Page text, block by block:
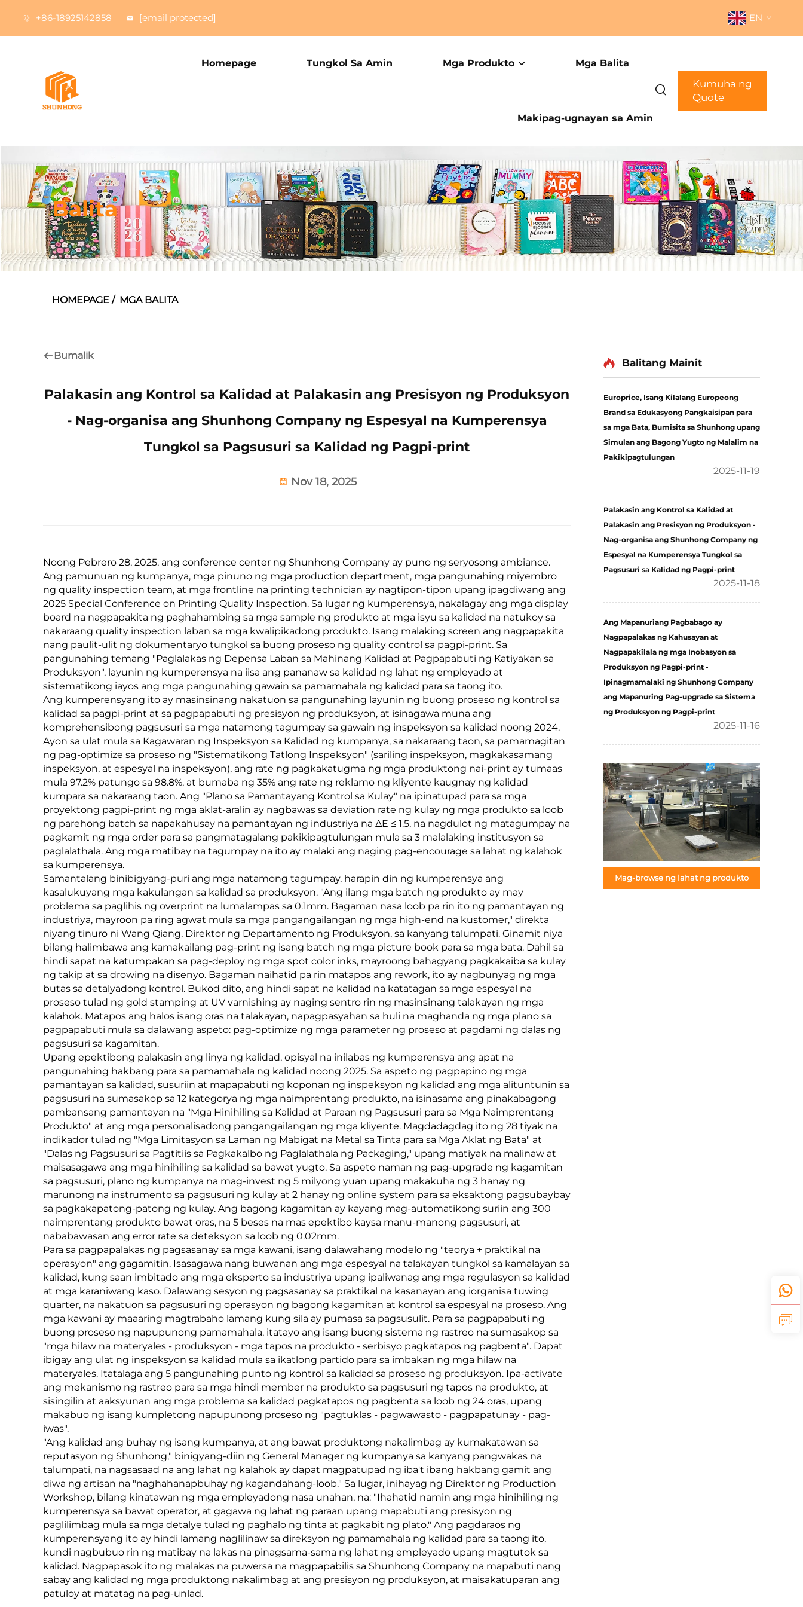
+86-18925142858 [email protected] EN
Homepage Tungkol Sa Amin Mga Produkto Mga Balita
Makipag-ugnayan sa Amin
Kumuha ng
Quote
Balita
HOMEPAGE / MGA BALITA
Bumalik
Palakasin ang Kontrol sa Kalidad at Palakasin ang Presisyon ng Produksyon
- Nag-organisa ang Shunhong Company ng Espesyal na Kumperensya
Tungkol sa Pagsusuri sa Kalidad ng Pagpi-print
Nov 18, 2025
Noong Pebrero 28, 2025, ang conference center ng Shunhong Company ay puno ng seryosong ambiance.
Ang pamunuan ng kumpanya, mga pinuno ng mga production department, mga pangunahing miyembro
ng quality inspection team, at mga frontline na printing technician ay nagtipon-tipon upang ipagdiwang ang
2025 Special Conference on Printing Quality Inspection. Sa lugar ng kumperensya, nakalagay ang mga display
board na nagpapakita ng paghahambing sa mga sample ng produkto at mga isyu sa kalidad na natukoy sa
nakaraang quality inspection laban sa mga kwalipikadong produkto. Isang malaking screen ang nagpapakita
nang paulit-ulit ng dokumentaryo tungkol sa buong proseso ng quality control sa pagpi-print. Sa
pangunahing temang "Paglalakas ng Depensa Laban sa Mahinang Kalidad at Pagpapabuti ng Katiyakan sa
Produksyon", layunin ng kumperensya na iisa ang pananaw sa kalidad ng lahat ng empleyado at
sistematikong iayos ang mga pangunahing gawain sa pamamahala ng kalidad para sa taong ito.
Ang kumperensyang ito ay masinsinang nakatuon sa pangunahing layunin ng buong proseso ng kontrol sa
kalidad sa pagpi-print at sa pagpapabuti ng presisyon ng produksyon, at isinagawa muna ang
komprehensibong pagsusuri sa mga natamong tagumpay sa gawain ng inspeksyon sa kalidad noong 2024.
Ayon sa ulat mula sa Kagawaran ng Inspeksyon sa Kalidad ng kumpanya, sa nakaraang taon, sa pamamagitan
ng pag-optimize sa proseso ng "Sistematikong Tatlong Inspeksyon" (sariling inspeksyon, magkakasamang
inspeksyon, at espesyal na inspeksyon), ang rate ng pagkakatugma ng mga produktong nai-print ay tumaas
mula 97.2% patungo sa 98.8%, at bumaba ng 35% ang rate ng reklamo ng kliyente kaugnay ng kalidad
kumpara sa nakaraang taon. Ang "Plano sa Pamantayang Kontrol sa Kulay" na ipinatupad para sa mga
proyektong pagpi-print ng mga aklat-aralin ay nagbawas sa deviation rate ng kulay ng mga produkto sa loob
ng parehong batch sa napakahusay na pamantayan ng industriya na ΔE ≤ 1.5, na nagdulot ng matagumpay na
pagkamit ng mga order para sa pangmatagalang pakikipagtulungan mula sa 3 malalaking institusyon sa
paglalathala. Ang mga matibay na tagumpay na ito ay malaki ang naging pag-encourage sa lahat ng kalahok
sa kumperensya.
Samantalang binibigyang-puri ang mga natamong tagumpay, harapin din ng kumperensya ang
kasalukuyang mga kakulangan sa kalidad sa produksyon. "Ang ilang mga batch ng produkto ay may
problema sa paglihis ng overprint na lumalampas sa 0.1mm. Bagaman nasa loob pa rin ito ng pamantayan ng
industriya, mayroon pa ring agwat mula sa mga pangangailangan ng mga high-end na kustomer," direkta
niyang tinuro ni Wang Qiang, Direktor ng Departamento ng Produksyon, sa kanyang talumpati. Ginamit niya
bilang halimbawa ang kamakailang pag-print ng isang batch ng mga picture book para sa mga bata. Dahil sa
hindi sapat na katumpakan sa pag-deploy ng mga spot color inks, mayroong bahagyang pagkakaiba sa kulay
ng takip at sa drowing na disenyo. Bagaman naihatid pa rin matapos ang rework, ito ay nagbunyag ng mga
butas sa detalyadong kontrol. Bukod dito, ang hindi sapat na kalidad na katatagan sa mga espesyal na
proseso tulad ng gold stamping at UV varnishing ay naging sentro rin ng masinsinang talakayan ng mga
kalahok. Matapos ang halos isang oras na talakayan, napagpasyahan sa huli na maghanda ng mga plano sa
pagpapabuti mula sa dalawang aspeto: pag-optimize ng mga parameter ng proseso at pagdami ng dalas ng
pagsusuri sa kagamitan.
Upang epektibong palakasin ang linya ng kalidad, opisyal na inilabas ng kumperensya ang apat na
pangunahing hakbang para sa pamamahala ng kalidad noong 2025. Sa aspeto ng pagpapino ng mga
pamantayan sa kalidad, susuriin at mapapabuti ng koponan ng inspeksyon ng kalidad ang mga alituntunin sa
pagsusuri na sumasakop sa 12 kategorya ng mga naimprentang produkto, na isinasama ang pinakabagong
pambansang pamantayan na "Mga Hinihiling sa Kalidad at Paraan ng Pagsusuri para sa Mga Naimprentang
Produkto" at ang mga personalisadong pangangailangan ng mga kliyente. Magdadagdag ito ng 28 tiyak na
indikador tulad ng "Mga Limitasyon sa Laman ng Mabigat na Metal sa Tinta para sa Mga Aklat ng Bata" at
"Dalas ng Pagsusuri sa Pagtitiis sa Pagkakalbo ng Paglalathala ng Packaging," upang matiyak na malinaw at
maisasagawa ang mga hinihiling sa kalidad sa bawat yugto. Sa aspeto naman ng pag-upgrade ng kagamitan
sa pagsusuri, plano ng kumpanya na mag-invest ng 5 milyong yuan upang makakuha ng 3 hanay ng
marunong na instrumento sa pagsusuri ng kulay at 2 hanay ng online system para sa eksaktong pagsubaybay
sa pagkakapatong-patong ng kulay. Ang bagong kagamitan ay kayang mag-automatikong suriin ang 300
naimprentang produkto bawat oras, na 5 beses na mas epektibo kaysa manu-manong pagsusuri, at
nababawasan ang error rate sa deteksyon sa loob ng 0.02mm.
Para sa pagpapalakas ng pagsasanay sa mga kawani, isang dalawahang modelo ng "teorya + praktikal na
operasyon" ang gagamitin. Isasagawa nang buwanan ang mga espesyal na talakayan tungkol sa kamalayan sa
kalidad, kung saan imbitado ang mga eksperto sa industriya upang ipaliwanag ang mga regulasyon sa kalidad
at mga karaniwang kaso. Dalawang sesyon ng pagsasanay sa praktikal na kasanayan ang iorganisa tuwing
quarter, na nakatuon sa pagsusuri ng operasyon ng bagong kagamitan at kontrol sa espesyal na proseso. Ang
mga kawani ay maaaring magtrabaho lamang kung sila ay pumasa sa pagsusulit. Para sa pagpapabuti ng
buong proseso ng napupunong pamamahala, itatayo ang isang buong sistema ng rastreo na sumasakop sa
"mga hilaw na materyales - produksyon - mga tapos na produkto - serbisyo pagkatapos ng pagbenta". Dapat
ibigay ang ulat ng inspeksyon sa kalidad mula sa ikatlong partido para sa imbakan ng mga hilaw na
materyales. Itatalaga ang 5 pangunahing punto ng kontrol sa kalidad sa proseso ng produksyon. Ipa-activate
ang mekanismo ng rastreo para sa mga hindi member na produkto sa pagsusuri ng tapos na produkto, at
sisingilin at aaksyunan ang mga problema sa kalidad pagkatapos ng pagbenta sa loob ng 24 oras, upang
makabuo ng isang kumpletong napupunong proseso ng "pagtuklas - pagwawasto - pagpapatunay - pag-
iwas".
"Ang kalidad ang buhay ng isang kumpanya, at ang bawat produktong nakalimbag ay kumakatawan sa
reputasyon ng Shunhong," binigyang-diin ng General Manager ng kumpanya sa kanyang pangwakas na
talumpati, na nagsasaad na ang lahat ng kalahok ay dapat magpatupad ng iba't ibang hakbang gamit ang
diwa ng artisan na "naghahanapbuhay ng kagandahang-loob." Sa lugar, inihayag ng Direktor ng Production
Workshop, bilang kinatawan ng mga empleyadong nasa unahan, na: "Ihahatid namin ang mga hinihiling ng
kumperensya sa bawat operator, at gagawa ng lahat ng paraan upang mapabuti ang presisyon ng
paglilimbag mula sa mga detalye tulad ng paghalo ng tinta at pagkabit ng plato." Ang pagdaraos ng
kumperensyang ito ay hindi lamang naglilinaw sa direksyon ng pamamahala ng kalidad para sa taong ito,
kundi nagbubuo rin ng matibay na lakas na pinagsama-sama ng lahat ng empleyado upang magtutok sa
kalidad. Nagpapasok ito ng malakas na puwersa na magpapabilis sa Shunhong Company na mapabuti nang
sabay ang kalidad ng mga produktong nakalimbag at ang presisyon ng produksyon, at maisakatuparan ang
patuloy at matatag na pag-unlad.
Balitang Mainit
Europrice, Isang Kilalang Europeong
Brand sa Edukasyong Pangkaisipan para
sa mga Bata, Bumisita sa Shunhong upang
Simulan ang Bagong Yugto ng Malalim na
Pakikipagtulungan
2025-11-19
Palakasin ang Kontrol sa Kalidad at
Palakasin ang Presisyon ng Produksyon -
Nag-organisa ang Shunhong Company ng
Espesyal na Kumperensya Tungkol sa
Pagsusuri sa Kalidad ng Pagpi-print
2025-11-18
Ang Mapanuriang Pagbabago ay
Nagpapalakas ng Kahusayan at
Nagpapakilala ng mga Inobasyon sa
Produksyon ng Pagpi-print -
Ipinagmamalaki ng Shunhong Company
ang Mapanuring Pag-upgrade sa Sistema
ng Produksyon ng Pagpi-print
2025-11-16
Mag-browse ng lahat ng produkto